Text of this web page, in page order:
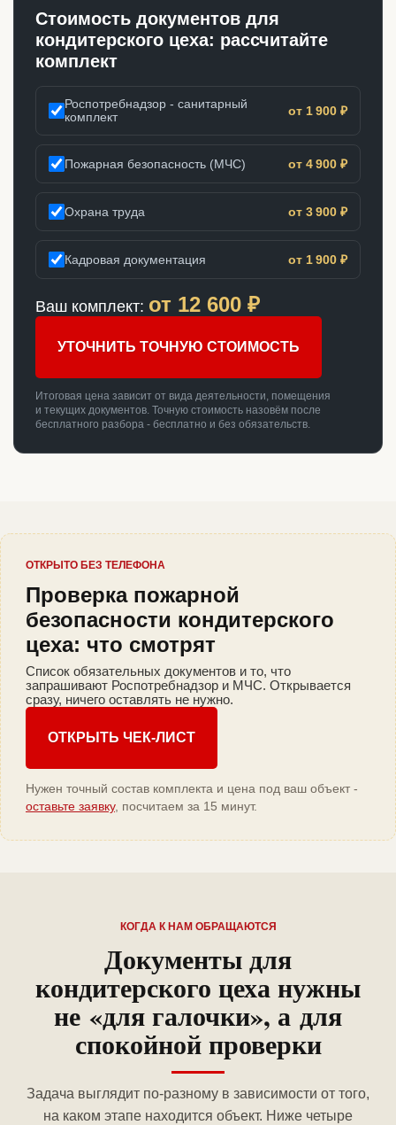
Стоимость документов для
кондитерского цеха: рассчитайте
комплект
Роспотребнадзор - санитарный
комплект
от 1 900 ₽
Пожарная безопасность (МЧС) от 4 900 ₽
Охрана труда от 3 900 ₽
Кадровая документация от 1 900 ₽
Ваш комплект: от 12 600 ₽
УТОЧНИТЬ ТОЧНУЮ СТОИМОСТЬ
Итоговая цена зависит от вида деятельности, помещения
и текущих документов. Точную стоимость назовём после
бесплатного разбора - бесплатно и без обязательств.
ОТКРЫТО БЕЗ ТЕЛЕФОНА
Проверка пожарной
безопасности кондитерского
цеха: что смотрят
Список обязательных документов и то, что
запрашивают Роспотребнадзор и МЧС. Открывается
сразу, ничего оставлять не нужно.
ОТКРЫТЬ ЧЕК-ЛИСТ
Нужен точный состав комплекта и цена под ваш объект -
оставьте заявку, посчитаем за 15 минут.
КОГДА К НАМ ОБРАЩАЮТСЯ
Документы для
кондитерского цеха нужны
не «для галочки», а для
спокойной проверки
Задача выглядит по-разному в зависимости от того,
на каком этапе находится объект. Ниже четыре